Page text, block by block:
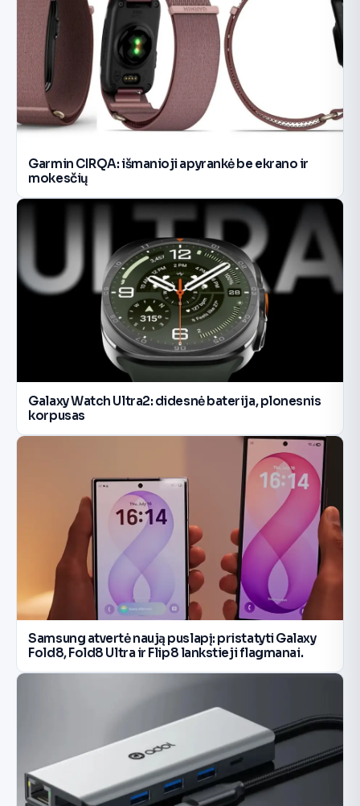
Garmin CIRQA: išmanioji apyrankė be ekrano ir
mokesčių
Galaxy Watch Ultra2: didesnė baterija, plonesnis
korpusas
Samsung atvertė naują puslapį: pristatyti Galaxy
Fold8, Fold8 Ultra ir Flip8 lankstieji flagmanai.